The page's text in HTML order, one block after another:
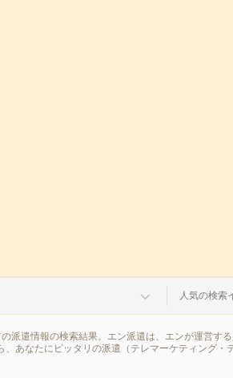
人気の検索
派遣情報の検索結果。エン派遣は、エンが運営す
あなたにピッタリの派遣（テレマーケティング・